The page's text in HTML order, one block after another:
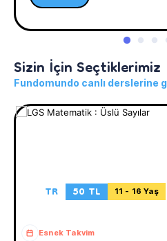
Sizin İçin Seçtiklerimiz
Fundomundo canlı derslerine
TR 50 TL 11 - 16 Yaş
Esnek Takvim